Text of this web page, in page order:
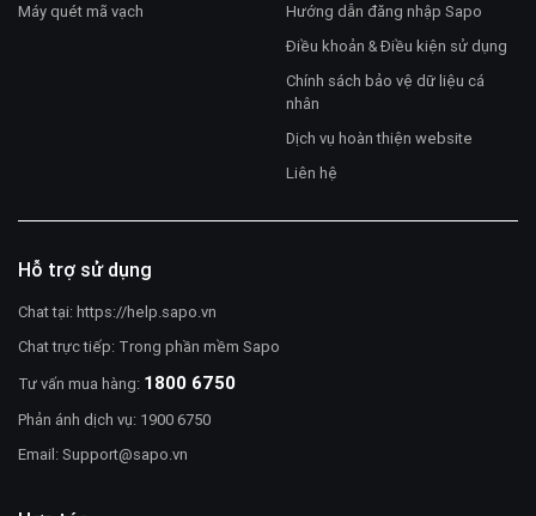
Máy quét mã vạch
Hướng dẫn đăng nhập Sapo
Điều khoản & Điều kiện sử dụng
Chính sách bảo vệ dữ liệu cá
nhân
Dịch vụ hoàn thiện website
Liên hệ
Hỗ trợ sử dụng
Chat tại:https://help.sapo.vn
Chat trực tiếp: Trong phần mềm Sapo
Tư vấn mua hàng: 1800 6750
Phản ánh dịch vụ: 1900 6750
Email:Support@sapo.vn